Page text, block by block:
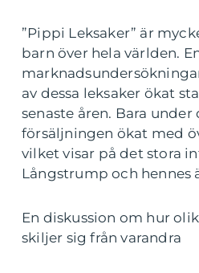
”Pippi Leksaker” är
barn över hela världen.
av dessa leksaker ökat
senaste åren. Bara
försäljningen ökat med
vilket visar på det stora
Långstrump och hennes
En diskussion om hur
skiljer sig från varandra